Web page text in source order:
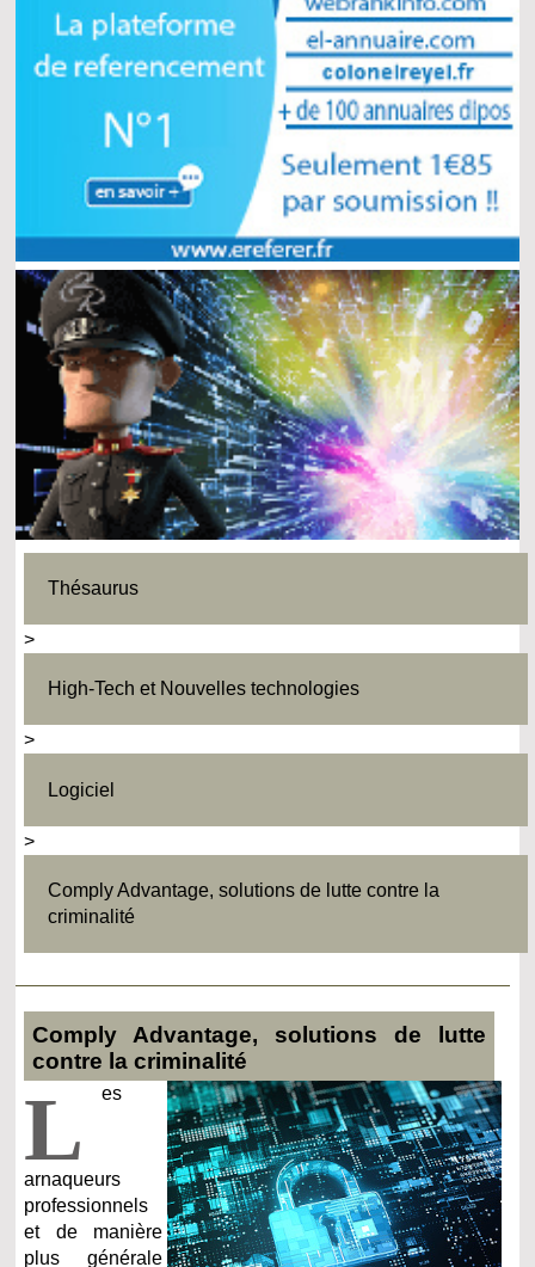
Thésaurus
>
High-Tech et Nouvelles technologies
>
Logiciel
>
Comply Advantage, solutions de lutte contre la
criminalité
Comply Advantage, solutions de lutte
contre la criminalité
L es
arnaqueurs
professionnels
et de manière
plus générale